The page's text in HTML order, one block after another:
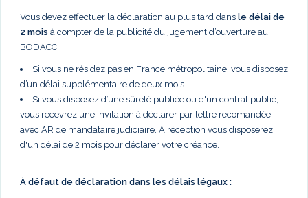
Vous devez effectuer la déclaration au plus tard dans le délai de
2 mois à compter de la publicité du jugement d’ouverture au
BODACC.
Si vous ne résidez pas en France métropolitaine, vous disposez
d’un délai supplémentaire de deux mois.
Si vous disposez d’une sûreté publiée ou d'un contrat publié,
vous recevrez une invitation à déclarer par lettre recomandée
avec AR de mandataire judiciaire. A réception vous disposerez
d'un délai de 2 mois pour déclarer votre créance.
À défaut de déclaration dans les délais légaux :